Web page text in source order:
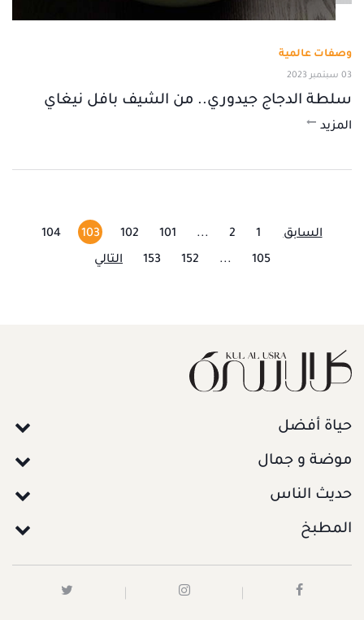
وصفات عالمية
03 سبتمبر 2023
سلطة الدجاج جيدوري.. من الشيف بافل نيغاي
المزيد
السابق 1
2
...
101
102
103
104
105
...
152
153 التالي
حياة أفضل
موضة و جمال
حديث الناس
المطبخ